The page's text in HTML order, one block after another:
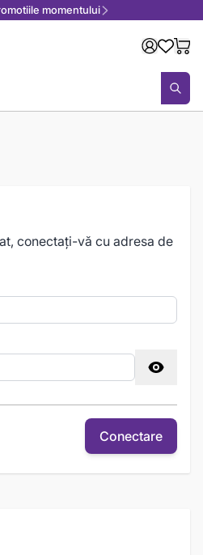
momentului
conectați-vă cu adresa de
Conectare